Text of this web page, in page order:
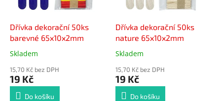
Dřívka dekorační 50ks
barevné 65x10x2mm
Průměrné
produktu
je
5,0
Skladem
15,70 Kč bez DPH
19 Kč
Do košíku
Dřívka dekorační 50ks
nature 65x10x2mm
Průměrné
produktu
je
5,0
Skladem
15,70 Kč bez DPH
19 Kč
Do košíku